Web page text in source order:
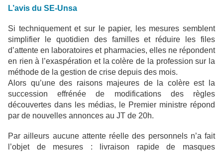
L’avis du SE-Unsa
Si techniquement et sur le papier, les mesures semblent
simplifier le quotidien des familles et réduire les files
d’attente en laboratoires et pharmacies, elles ne répondent
en rien à l’exaspération et la colère de la profession sur la
méthode de la gestion de crise depuis des mois.
Alors qu’une des raisons majeures de la colère est la
succession effrénée de modifications des règles
découvertes dans les médias, le Premier ministre répond
par de nouvelles annonces au JT de 20h.
Par ailleurs aucune attente réelle des personnels n’a fait
l’objet de mesures : livraison rapide de masques